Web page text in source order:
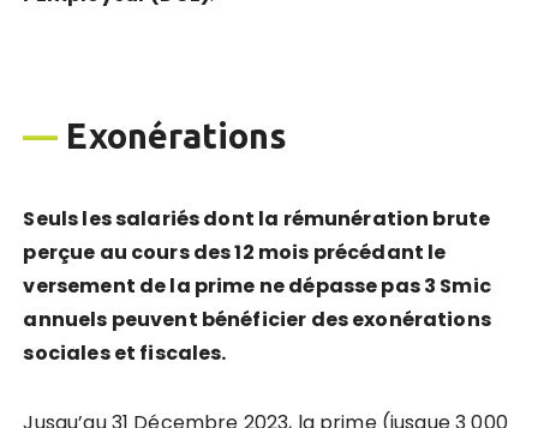
— Exonérations
Seuls les salariés dont la rémunération brute
perçue au cours des 12 mois précédant le
versement de la prime ne dépasse pas 3 Smic
annuels peuvent bénéficier des exonérations
sociales et fiscales.
Jusqu’au 31 Décembre 2023, la prime (jusque 3 000